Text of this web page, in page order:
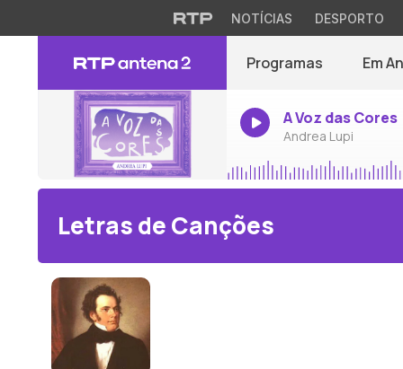
NOTÍCIAS DESPORTO
Programas Em
A Voz das Cores
Andrea Lupi
Letras de Canções